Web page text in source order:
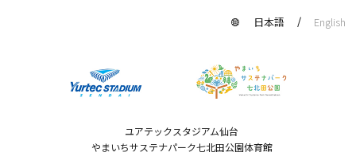
日本語 English
ユアテックスタジアム仙台
やまいちサステナパーク七北田公園体育館